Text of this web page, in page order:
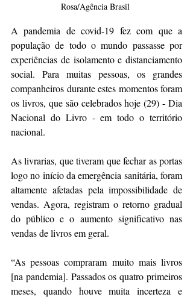
Rosa/Agência Brasil
A pandemia de covid-19 fez com que a
população de todo o mundo passasse por
experiências de isolamento e distanciamento
social. Para muitas pessoas, os grandes
companheiros durante estes momentos foram
os livros, que são celebrados hoje (29) - Dia
Nacional do Livro - em todo o território
nacional.
As livrarias, que tiveram que fechar as portas
logo no início da emergência sanitária, foram
altamente afetadas pela impossibilidade de
vendas. Agora, registram o retorno gradual
do público e o aumento significativo nas
vendas de livros em geral.
“As pessoas compraram muito mais livros
[na pandemia]. Passados os quatro primeiros
meses, quando houve muita incerteza e